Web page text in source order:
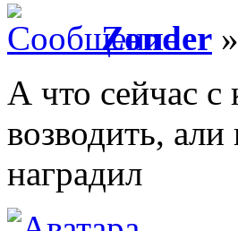
Zonder
А что сейчас
возводить,
наградил